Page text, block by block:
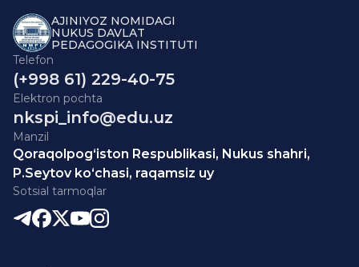
AJINIYOZ NOMIDAGI
NUKUS DAVLAT
PEDAGOGIKA INSTITUTI
Telefon
(+998 61) 229-40-75
Elektron pochta
nkspi_info@edu.uz
Manzil
Qoraqolpog‘iston Respublikasi, Nukus shahri,
P.Seytov ko‘chasi, raqamsiz uy
Sotsial tarmoqlar